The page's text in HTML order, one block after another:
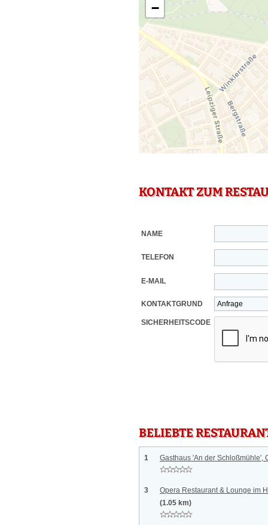
−
KONTAKT ZUM
NAME
TELEFON
E-MAIL
KONTAKTGRUND
SICHERHEITSCODE
BELIEBTE
1 Gasthaus 'An der Schloßmühle',
3
Opera Restaurant & Lounge im
(1.05 km)